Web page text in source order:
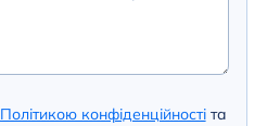
Політикою конфіденційностіта